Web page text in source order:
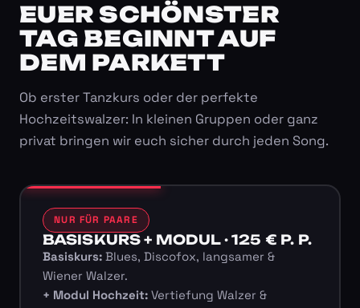
EUER SCHÖNSTER
TAG BEGINNT AUF
DEM PARKETT
Ob erster Tanzkurs oder der perfekte
Hochzeitswalzer: In kleinen Gruppen oder ganz
privat bringen wir euch sicher durch jeden Song.
NUR FÜR PAARE
BASISKURS + MODUL · 125 € P. P.
Basiskurs:Blues, Discofox, langsamer &
Wiener Walzer.
+ Modul Hochzeit:Vertiefung Walzer &